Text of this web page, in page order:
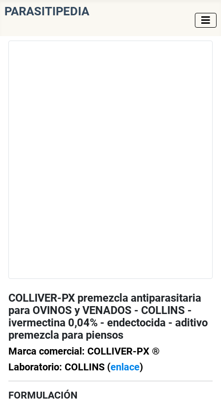
PARASITIPEDIA
COLLIVER-PX premezcla antiparasitaria
para OVINOS y VENADOS - COLLINS -
ivermectina 0,04% - endectocida - aditivo
premezcla para piensos
Marca comercial: COLLIVER-PX ®
Laboratorio: COLLINS (enlace)
FORMULACIÓN